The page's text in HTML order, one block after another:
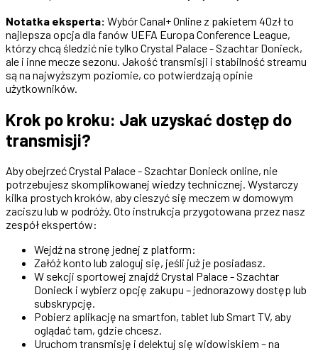
Notatka eksperta: Wybór Canal+ Online z pakietem 40zł to
najlepsza opcja dla fanów UEFA Europa Conference League,
którzy chcą śledzić nie tylko Crystal Palace - Szachtar Donieck,
ale i inne mecze sezonu. Jakość transmisji i stabilność streamu
są na najwyższym poziomie, co potwierdzają opinie
użytkowników.
Krok po kroku: Jak uzyskać dostęp do
transmisji?
Aby obejrzeć Crystal Palace - Szachtar Donieck online, nie
potrzebujesz skomplikowanej wiedzy technicznej. Wystarczy
kilka prostych kroków, aby cieszyć się meczem w domowym
zaciszu lub w podróży. Oto instrukcja przygotowana przez nasz
zespół ekspertów:
Wejdź na stronę jednej z platform:
Załóż konto lub zaloguj się, jeśli już je posiadasz.
W sekcji sportowej znajdź Crystal Palace - Szachtar
Donieck i wybierz opcję zakupu – jednorazowy dostęp lub
subskrypcję.
Pobierz aplikację na smartfon, tablet lub Smart TV, aby
oglądać tam, gdzie chcesz.
Uruchom transmisję i delektuj się widowiskiem – na